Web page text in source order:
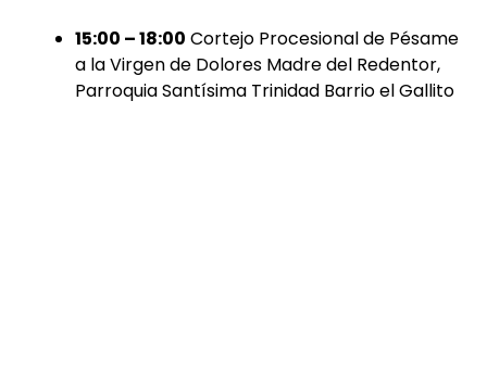
15:00 – 18:00 Cortejo Procesional de Pésame
a la Virgen de Dolores Madre del Redentor,
Parroquia Santísima Trinidad Barrio el Gallito